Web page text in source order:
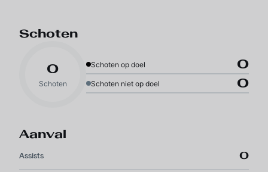
Schoten
0
Schoten
Schoten op doel 0
Schoten niet op doel 0
Aanval
Assists 0